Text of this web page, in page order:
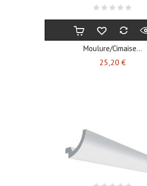
Moulure/cimaise...
25,20 €Prix